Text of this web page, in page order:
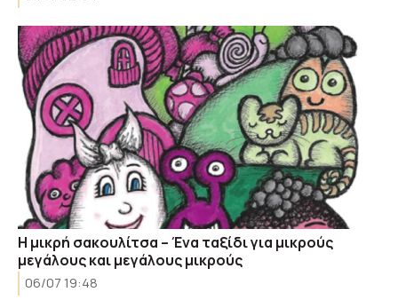
Η μικρή σακουλίτσα – Ένα ταξίδι για μικρούς
μεγάλους και μεγάλους μικρούς
06/07 19:48